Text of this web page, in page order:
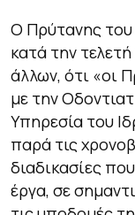
Ο Πρύτανης
κατά την
άλλων, ότι «οι
με την
Υπηρεσία του
παρά τις
διαδικασίες
έργα, σε